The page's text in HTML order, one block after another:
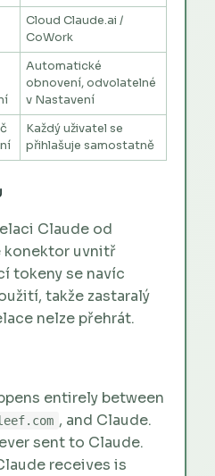
Cloud Claude.ai /
CoWork
Automatické
obnovení, odvolatelné
v Nastavení
Každý uživatel se
přihlašuje samostatně
Claude od
konektor uvnitř
tokeny se navíc
takže zastaralý
nelze přehrát.
entirely between
, and Claude.
sent to Claude.
receives is